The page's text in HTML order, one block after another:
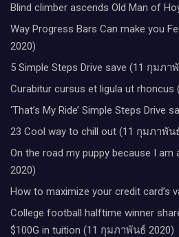
Blind climber ascends Old Man of
Way Progress Bars Can make you
2020)
5 Simple Steps Drive save (11 กุมภา
Curabitur cursus et ligula ut
‘That’s My Ride’ Simple Steps
23 Cool way to chill out (11 กุมภาพัน
On the road my puppy because I
2020)
How to maximize your credit card’s
College football halftime winner
$100G in tuition (11 กุมภาพันธ์ 2020)